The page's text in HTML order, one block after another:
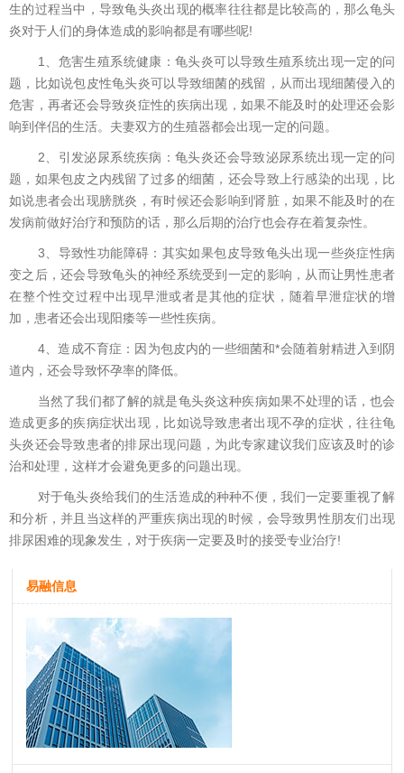
生的过程当中，导致龟头炎出现的概率往往都是比较高的，那么龟头
炎对于人们的身体造成的影响都是有哪些呢!
1、危害生殖系统健康：龟头炎可以导致生殖系统出现一定的问
题，比如说包皮性龟头炎可以导致细菌的残留，从而出现细菌侵入的
危害，再者还会导致炎症性的疾病出现，如果不能及时的处理还会影
响到伴侣的生活。夫妻双方的生殖器都会出现一定的问题。
2、引发泌尿系统疾病：龟头炎还会导致泌尿系统出现一定的问
题，如果包皮之内残留了过多的细菌，还会导致上行感染的出现，比
如说患者会出现膀胱炎，有时候还会影响到肾脏，如果不能及时的在
发病前做好治疗和预防的话，那么后期的治疗也会存在着复杂性。
3、导致性功能障碍：其实如果包皮导致龟头出现一些炎症性病
变之后，还会导致龟头的神经系统受到一定的影响，从而让男性患者
在整个性交过程中出现早泄或者是其他的症状，随着早泄症状的增
加，患者还会出现阳痿等一些性疾病。
4、造成不育症：因为包皮内的一些细菌和*会随着射精进入到阴
道内，还会导致怀孕率的降低。
当然了我们都了解的就是龟头炎这种疾病如果不处理的话，也会
造成更多的疾病症状出现，比如说导致患者出现不孕的症状，往往龟
头炎还会导致患者的排尿出现问题，为此专家建议我们应该及时的诊
治和处理，这样才会避免更多的问题出现。
对于龟头炎给我们的生活造成的种种不便，我们一定要重视了解
和分析，并且当这样的严重疾病出现的时候，会导致男性朋友们出现
排尿困难的现象发生，对于疾病一定要及时的接受专业治疗!
易融信息